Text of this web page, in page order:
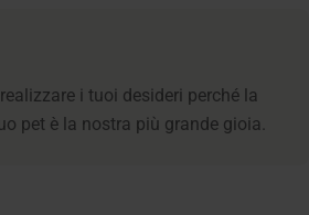
i tuoi desideri perché la
pet è la nostra più grande gioia.